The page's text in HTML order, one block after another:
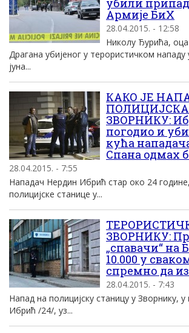
убили
Армије БиХ
28.04.2015. - 12:58
Николу Ђурића,
Драгана убијеног у терористичком нападу
јуна...
КАКО ЈЕ
ЗВОРНИКУ:
погодио и
кућа
Спана одмах
28.04.2015. - 7:55
Нападач Нердин Ибрић стар око 24
полицијске станице у...
ЗВОРНИКУ:
„спавачи“ на
10.000 у
спремно да
28.04.2015. - 7:43
Напад на полицијску станицу у Зворнику, у
Ибрић /24/, уз...